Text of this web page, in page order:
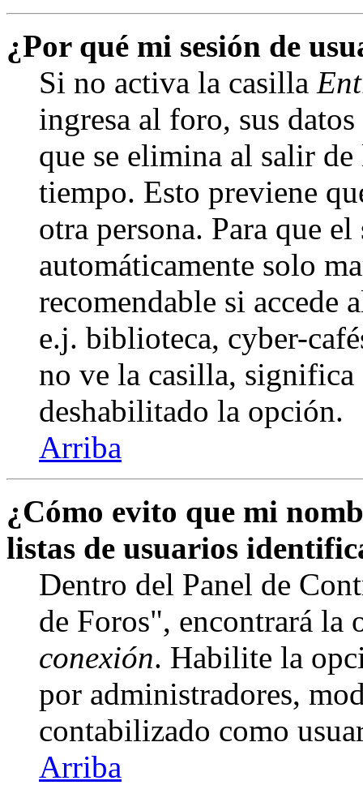
¿Por qué mi sesión de
Si no activa la casilla
ingresa al foro, sus
que se elimina al salir
tiempo. Esto previene
otra persona. Para que
automáticamente solo
recomendable si accede
e.j. biblioteca, cyber-
no ve la casilla,
deshabilitado la opción.
Arriba
¿Cómo evito que mi
listas de usuarios
Dentro del Panel de
de Foros", encontrará la
conexión. Habilite la
por administradores,
contabilizado como
Arriba